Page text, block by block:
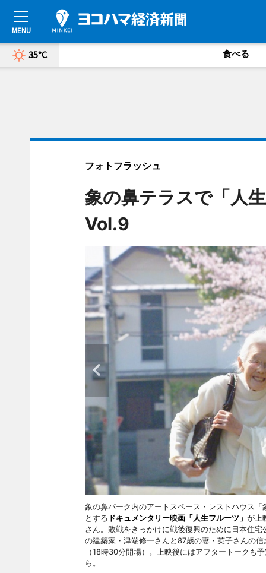
35°C 食べる
フォトフラッシュ
象の鼻テラスで「人
Vol.9
象の鼻パーク内のアートスペース・レストハウス
とする ドキュメンタリー映画「人生フルーツ」 が上
さん。敗戦をきっかけに戦後復興のために日本住
の建築家・津端修一さんと87歳の妻・英子さんの
（18時30分開場）。上映後にはアフタートークも
ら。